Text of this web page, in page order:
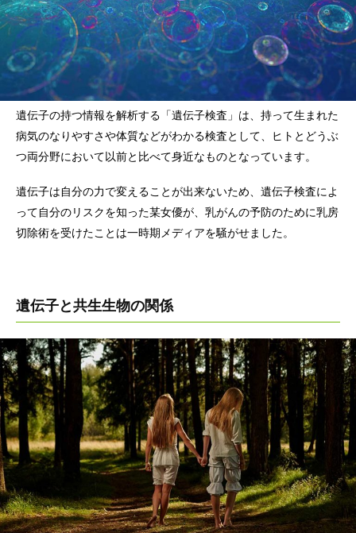
遺伝子の持つ情報を解析する「遺伝子検査」は、持って生まれた
病気のなりやすさや体質などがわかる検査として、ヒトとどうぶ
つ両分野において以前と比べて身近なものとなっています。
遺伝子は自分の力で変えることが出来ないため、遺伝子検査によ
って自分のリスクを知った某女優が、乳がんの予防のために乳房
切除術を受けたことは一時期メディアを騒がせました。
遺伝子と共生生物の関係